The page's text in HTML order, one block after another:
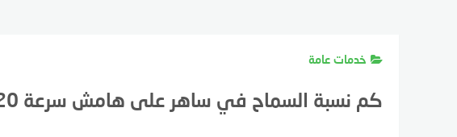
خدمات عامة
كم نسبة السماح في ساهر على هامش سرعة 120 في السعودية؟